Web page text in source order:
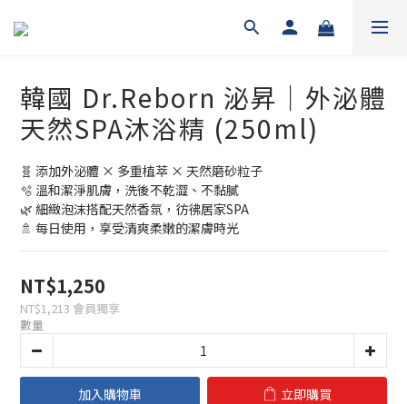
韓國 Dr.Reborn 泌昇｜外泌體
天然SPA沐浴精 (250ml)
🧬 添加外泌體 × 多重植萃 × 天然磨砂粒子
🫧 溫和潔淨肌膚，洗後不乾澀、不黏膩
🌿 細緻泡沫搭配天然香氛，彷彿居家SPA
🚿 每日使用，享受清爽柔嫩的潔膚時光
NT$1,250
NT$1,213 會員獨享
數量
加入購物車 立即購買